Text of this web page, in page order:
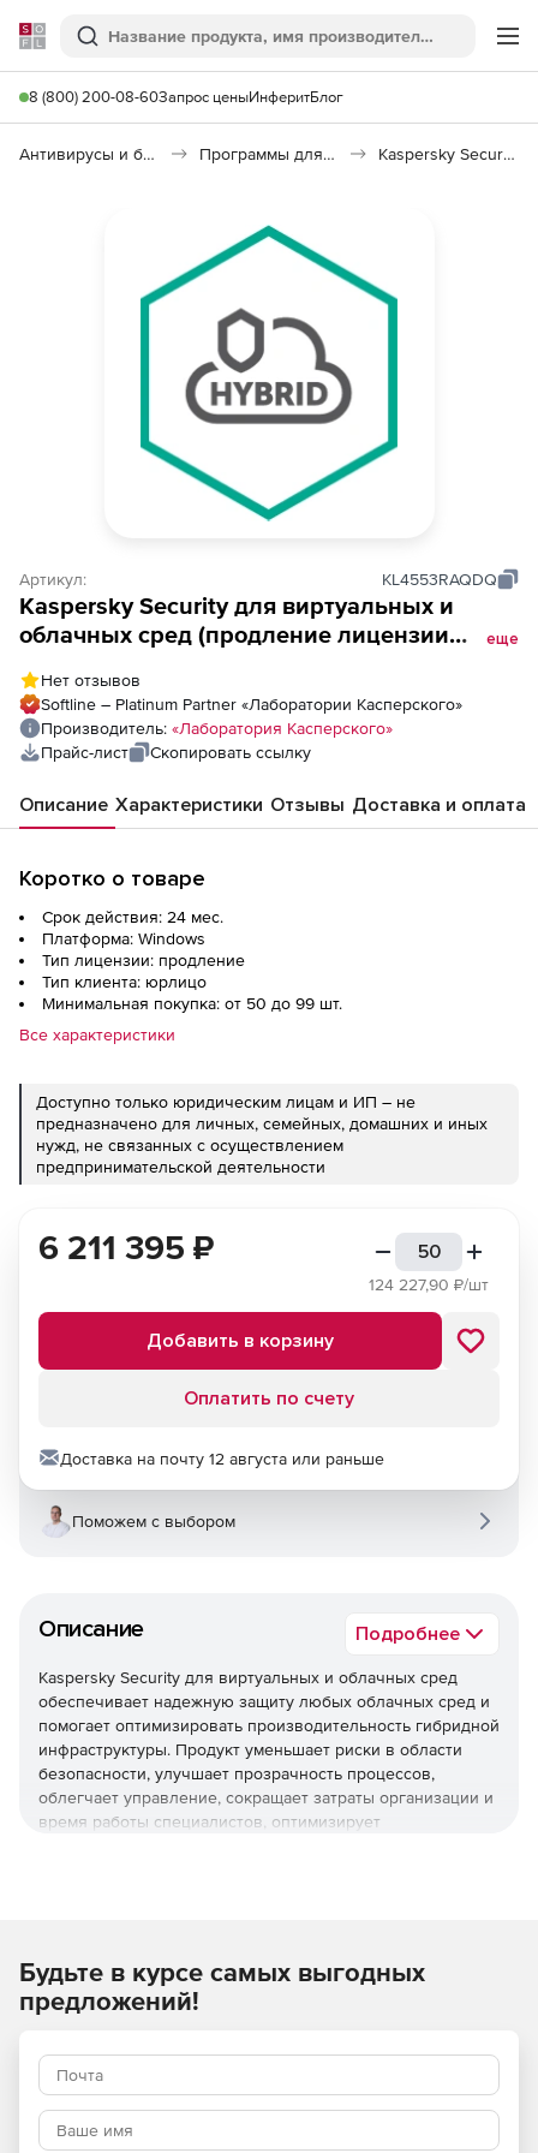
Softline
Поиск
8 (800) 200-08-60Запрос ценыИнферитБлог
Антивирусы и безопасность Программы для защиты информации Kaspersky Security для виртуальных и облачных сред
Артикул: KL4553RAQDQ
Kaspersky Security для виртуальных и
облачных сред (продление лицензии
учреждений), Электронная лицензия на 2
года по количеству CPU
еще
Нет отзывов
Softline – Platinum Partner «Лаборатории Касперского»
Производитель: «Лаборатория Касперского»
Прайс-лист
Скопировать ссылку
Описание Характеристики Отзывы Доставка и оплата
Коротко о товаре
Срок действия: 24 мес.
Платформа: Windows
Тип лицензии: продление
Тип клиента: юрлицо
Минимальная покупка: от 50 до 99 шт.
Все характеристики
Доступно только юридическим лицам и ИП – не
предназначено для личных, семейных, домашних и иных
нужд, не связанных с осуществлением
предпринимательской деятельности
Описание Подробнее
Kaspersky Security для виртуальных и облачных сред
обеспечивает надежную защиту любых облачных сред и
помогает оптимизировать производительность гибридной
инфраструктуры. Продукт уменьшает риски в области
безопасности, улучшает прозрачность процессов,
облегчает управление, сокращает затраты организации и
время работы специалистов, оптимизирует
к угрозам разной сложности.
Основные преимущества
Надежная защита мирового уровня
Многоуровневые технологии проактивной защиты
обеспечивают эффективное противостояние различным
6 211 395 ₽
124 227,90 ₽/шт
Добавить в корзину
Оплатить по счету
Доставка на почту 12 августа или раньше
Поможем с выбором
Будьте в курсе самых выгодных
предложений!